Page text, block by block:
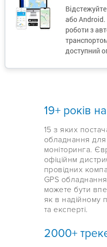
або
роботи з
доступний
19+ років
15 з яких
обладнання для
моніторинга.
офіційнм
провідних
GPS
можете бути
як в надійному
та експерті.
2000+